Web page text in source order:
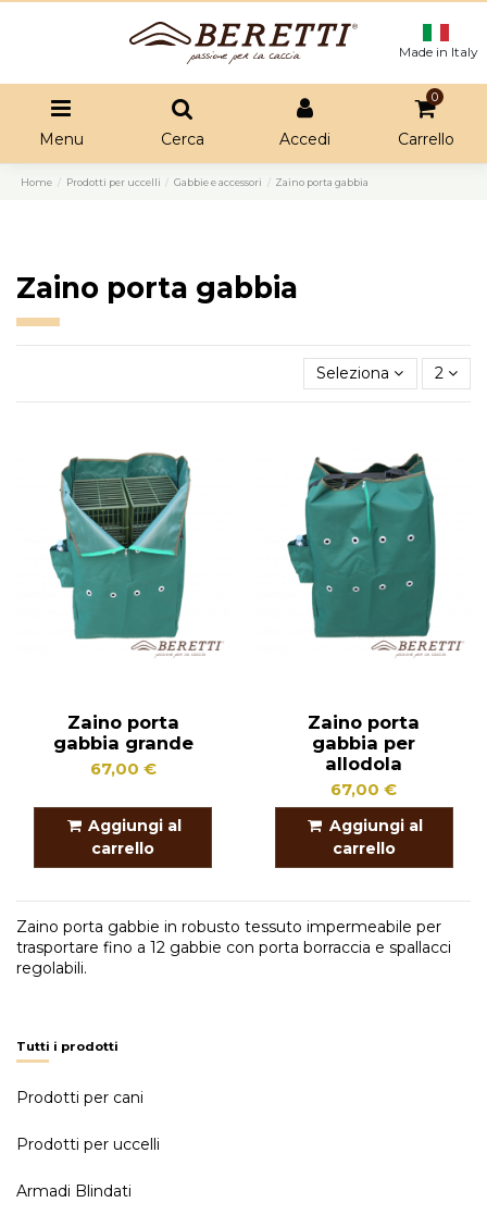
Made in Italy
Menu Cerca Accedi
0
Carrello
Home Prodotti per uccelli Gabbie e accessori Zaino porta gabbia
Zaino porta gabbia
Seleziona 2
Zaino porta
gabbia grande
67,00 €
Aggiungi al
carrello
Zaino porta
gabbia per
allodola
67,00 €
Aggiungi al
carrello
Zaino porta gabbie in robusto tessuto impermeabile per
trasportare fino a 12 gabbie con porta borraccia e spallacci
regolabili.
Tutti i prodotti
Prodotti per cani
Prodotti per uccelli
Armadi Blindati